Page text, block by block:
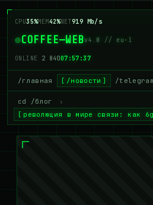
CPU32%MEM41%NET902 Mb/s
COFFEE—WEBv4.0 // eu-1
ONLINE 2 84007:57:37
/главная /новости /telegram
cd /блог
›
революция в мире связи: как